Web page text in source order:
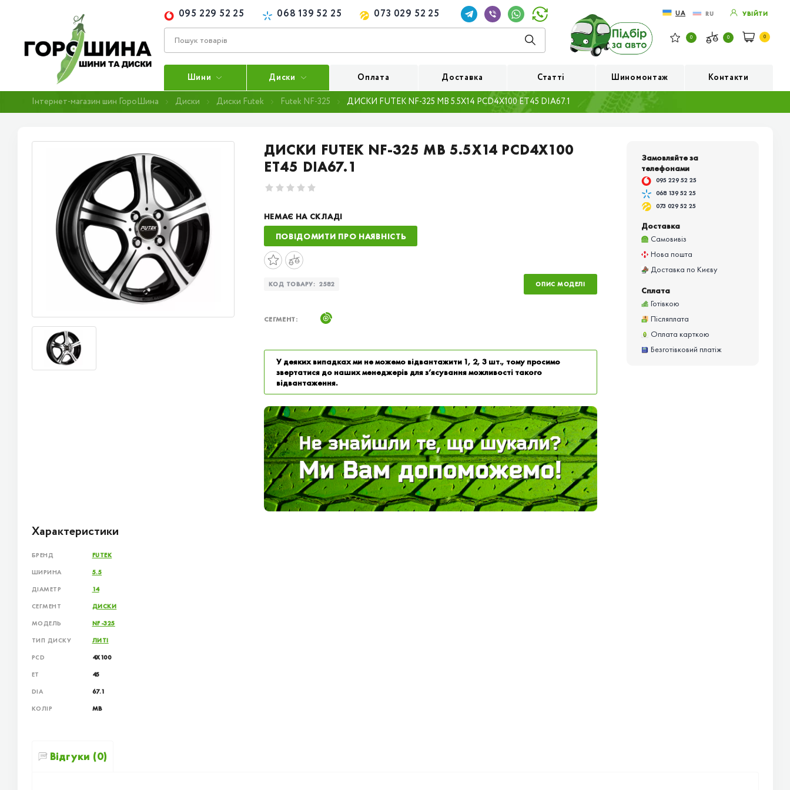
095 229 52 25 068 139 52 25 073 029 52 25 UA RU УВІЙТИ
0 0 0
Шини Диски Оплата Доставка Статті Шиномонтаж Контакти
Інтернет-магазин шин ГороШина Диски Диски Futek Futek NF-325 ДИСКИ FUTEK NF-325 MB 5.5X14 PCD4X100 ET45 DIA67.1
ДИСКИ FUTEK NF-325 MB 5.5X14 PCD4X100
ET45 DIA67.1
НЕМАЄ НА СКЛАДІ
ПОВІДОМИТИ ПРО НАЯВНІСТЬ
КОД ТОВАРУ: 2582 ОПИС МОДЕЛІ
СЕГМЕНТ:
У деяких випадках ми не можемо відвантажити 1, 2, 3 шт., тому просимо
звертатися до наших менеджерів для з’ясування можливості такого
відвантаження.
Замовляйте за
телефонами
095 229 52 25
068 139 52 25
073 029 52 25
Доставка
Самовивіз
Нова пошта
Доставка по Києву
Сплата
Готівкою
Післяплата
Оплата карткою
Безготівковий платіж
Характеристики
БРЕНД FUTEK
ШИРИНА 5.5
ДІАМЕТР 14
СЕГМЕНТ ДИСКИ
МОДЕЛЬ NF-325
ТИП ДИСКУ ЛИТІ
PCD 4X100
ET 45
DIA 67.1
КОЛІР MB
Відгуки (0)